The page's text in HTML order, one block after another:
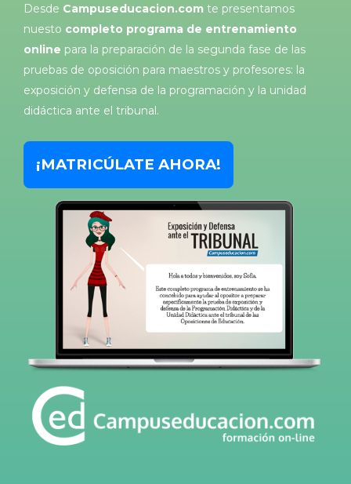
Desde Campuseducacion.com te presentamos
nuesto completo programa de entrenamiento
online para la preparación de la segunda fase de las
pruebas de oposición para maestros y profesores: la
exposición y defensa de la programación y la unidad
didáctica ante el tribunal.
¡MATRICÚLATE AHORA!